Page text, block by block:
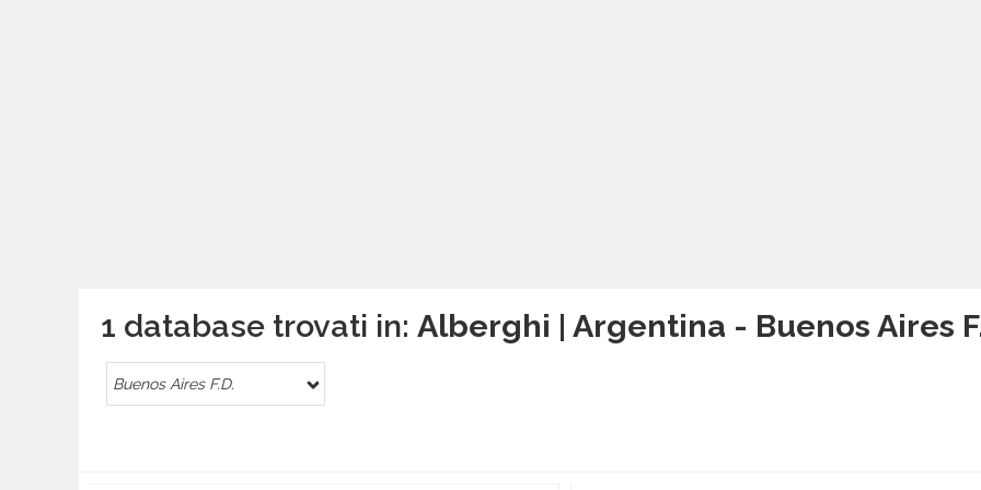
1 database trovati in: Alberghi | Argentina - Buenos Aires
Buenos Aires F.D.